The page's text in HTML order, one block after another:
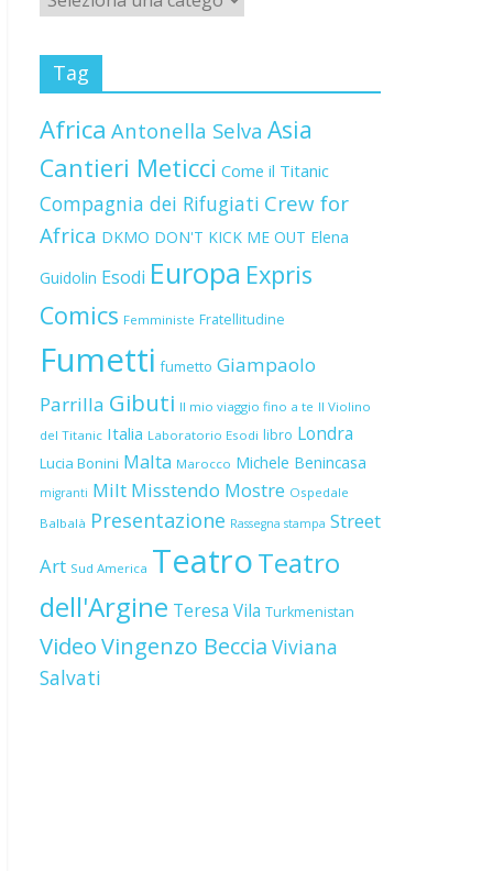
Tag
Africa Antonella Selva Asia
Cantieri Meticci Come il Titanic
Compagnia dei Rifugiati Crew for
Africa DKMO DON'T KICK ME OUT Elena
Guidolin Esodi Europa Expris
Comics Femministe Fratellitudine
Fumetti fumetto Giampaolo
Parrilla Gibuti Il mio viaggio fino a te Il Violino
del Titanic Italia Laboratorio Esodi libro Londra
Lucia Bonini Malta Marocco Michele Benincasa
migranti Milt Misstendo Mostre Ospedale
Balbalà Presentazione Rassegna stampa Street
Art Sud America TeatroTeatro
dell'Argine Teresa Vila Turkmenistan
VideoVingenzo Beccia Viviana
Salvati